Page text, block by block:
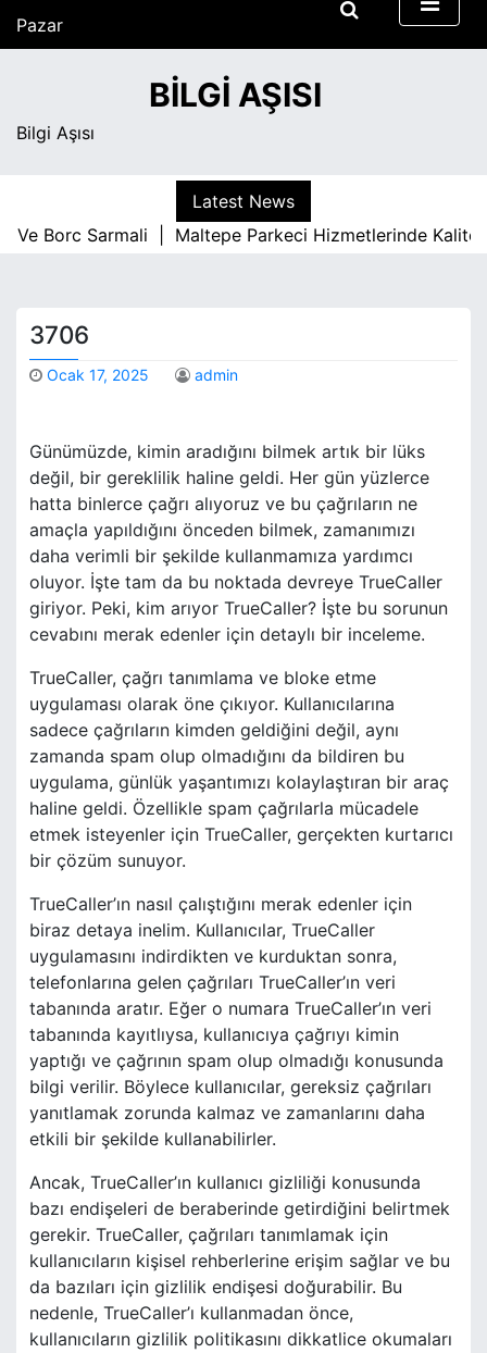
Pazar
Ağustos 9, 2026
BILGI AŞISI
Bilgi Aşısı
Latest News
Borc Sarmali | Maltepe Parkeci Hizmetlerinde Kaliteyi
3706
Ocak 17, 2025 admin
Günümüzde, kimin aradığını bilmek artık bir lüks
değil, bir gereklilik haline geldi. Her gün yüzlerce
hatta binlerce çağrı alıyoruz ve bu çağrıların ne
amaçla yapıldığını önceden bilmek, zamanımızı
daha verimli bir şekilde kullanmamıza yardımcı
oluyor. İşte tam da bu noktada devreye TrueCaller
giriyor. Peki, kim arıyor TrueCaller? İşte bu sorunun
cevabını merak edenler için detaylı bir inceleme.
TrueCaller, çağrı tanımlama ve bloke etme
uygulaması olarak öne çıkıyor. Kullanıcılarına
sadece çağrıların kimden geldiğini değil, aynı
zamanda spam olup olmadığını da bildiren bu
uygulama, günlük yaşantımızı kolaylaştıran bir araç
haline geldi. Özellikle spam çağrılarla mücadele
etmek isteyenler için TrueCaller, gerçekten kurtarıcı
bir çözüm sunuyor.
TrueCaller’ın nasıl çalıştığını merak edenler için
biraz detaya inelim. Kullanıcılar, TrueCaller
uygulamasını indirdikten ve kurduktan sonra,
telefonlarına gelen çağrıları TrueCaller’ın veri
tabanında aratır. Eğer o numara TrueCaller’ın veri
tabanında kayıtlıysa, kullanıcıya çağrıyı kimin
yaptığı ve çağrının spam olup olmadığı konusunda
bilgi verilir. Böylece kullanıcılar, gereksiz çağrıları
yanıtlamak zorunda kalmaz ve zamanlarını daha
etkili bir şekilde kullanabilirler.
Ancak, TrueCaller’ın kullanıcı gizliliği konusunda
bazı endişeleri de beraberinde getirdiğini belirtmek
gerekir. TrueCaller, çağrıları tanımlamak için
kullanıcıların kişisel rehberlerine erişim sağlar ve bu
da bazıları için gizlilik endişesi doğurabilir. Bu
nedenle, TrueCaller’ı kullanmadan önce,
kullanıcıların gizlilik politikasını dikkatlice okumaları